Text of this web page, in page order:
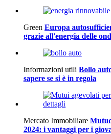
Green Europa
grazie all'energia delle
Informazioni utili Bollo
sapere se si è in regola
Mercato Immobiliare
2024: i vantaggi per i